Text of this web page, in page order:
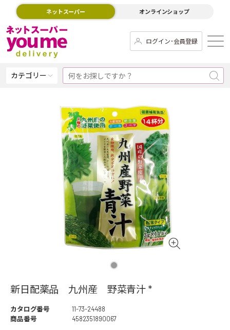
ネットスーパー オンラインショップ
ログイン･会員登録
カテゴリー
新日配薬品 九州産 野菜青汁 *
カタログ番号
11-73-24488
商品番号
4582351890067